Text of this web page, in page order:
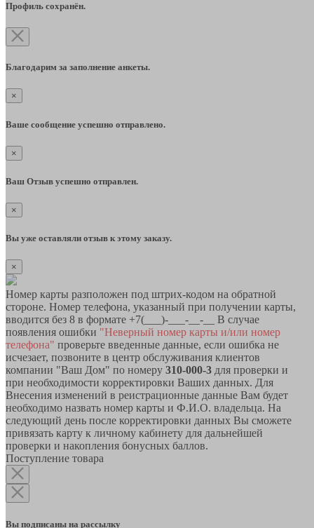
Профиль сохранён.
Благодарим за заполнение анкеты.
×
Ваше сообщение успешно отправлено.
×
Ваш Отзыв успешно отправлен.
×
Вы уже оставляли отзыв к этому заказу.
×
Номер карты разположен под штрих-кодом на обратной
стороне. Номер телефона, указанный при получении карты,
вводится без 8 в формате +7(___)-___-__-__ В случае
появления ошибки "Неверный номер карты и/или номер
телефона" проверьте введенные данные, если ошибка не
исчезает, позвоните в центр обслуживания клиентов
компании "Ваш Дом" по номеру 310-000-3 для проверки и
при необходимости корректировки Ваших данных. Для
Внесения изменений в реистрационные данные Вам будет
необходимо назвать номер карты и Ф.И.О. владельца. На
следующий день после корректировки данных Вы сможете
привязать карту к личному кабинету для дальнейшей
проверки и накопления бонусных баллов.
Поступление товара
Вы подписаны на рассылку